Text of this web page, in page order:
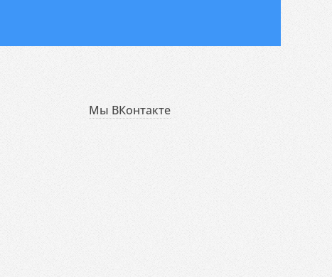
Мы ВКонтакте